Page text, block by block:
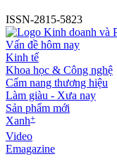
ISSN-2815-5823
Vấn đề hôm nay
Kinh tế
Khoa học & Công nghệ
Cẩm nang thương hiệu
Làm giàu - Xưa nay
Sản phẩm mới
Xanh+
Video
Emagazine